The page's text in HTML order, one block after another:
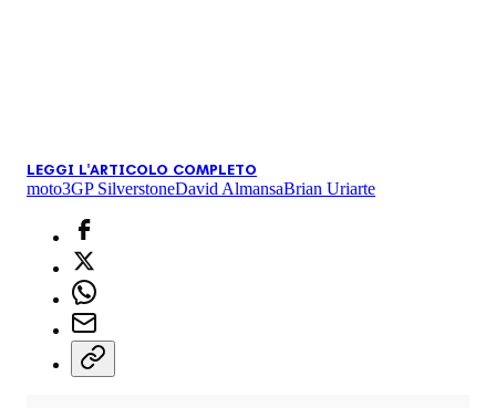
LEGGI L'ARTICOLO COMPLETO
moto3GP SilverstoneDavid AlmansaBrian Uriarte